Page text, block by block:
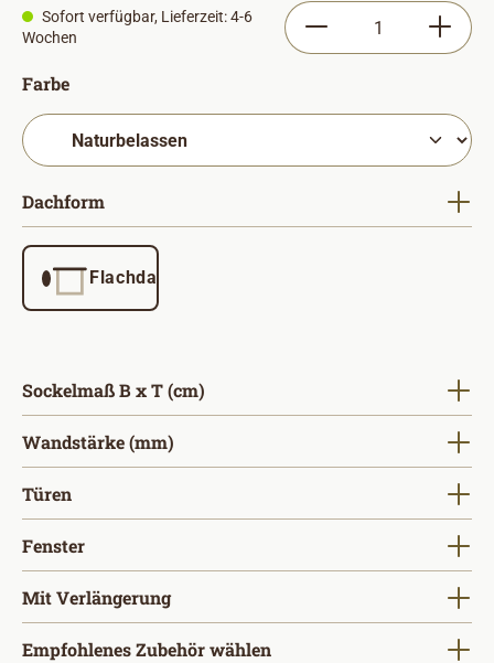
Sofort verfügbar, Lieferzeit: 4-6
Wochen
Produkt Anzahl:
Farbeauswählen
Dachform
Flachdach
Sockelmaß B x T (cm)
Wandstärke (mm)
Türen
Fensterauswählen
Mit Verlängerungauswählen
Empfohlenes Zubehör wählen